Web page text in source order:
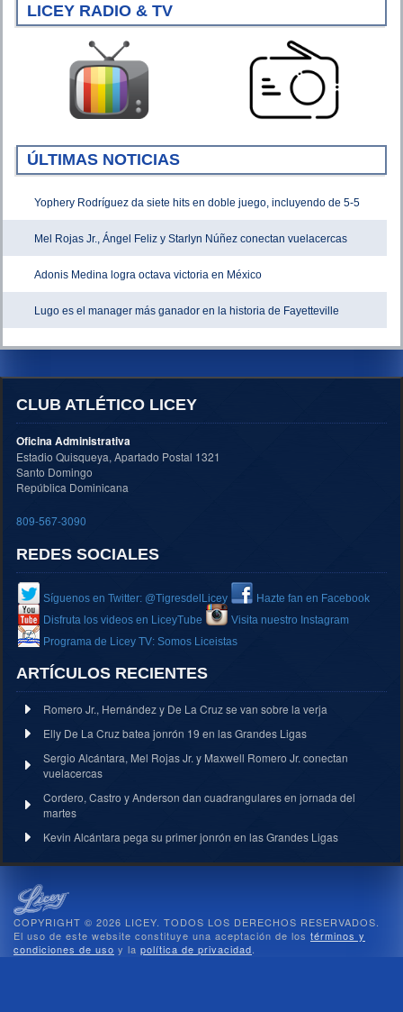
LICEY RADIO & TV
ÚLTIMAS NOTICIAS
Yophery Rodríguez da siete hits en doble juego, incluyendo de 5-5
Mel Rojas Jr., Ángel Feliz y Starlyn Núñez conectan vuelacercas
Adonis Medina logra octava victoria en México
Lugo es el manager más ganador en la historia de Fayetteville
CLUB ATLÉTICO LICEY
Oficina Administrativa
Estadio Quisqueya, Apartado Postal 1321
Santo Domingo
República Dominicana
809-567-3090
REDES SOCIALES
Síguenos en Twitter: @TigresdelLicey
Hazte fan en Facebook
Disfruta los videos en LiceyTube
Visita nuestro Instagram
Programa de Licey TV: Somos Liceistas
ARTÍCULOS RECIENTES
Romero Jr., Hernández y De La Cruz se van sobre la verja
Elly De La Cruz batea jonrón 19 en las Grandes Ligas
Sergio Alcántara, Mel Rojas Jr. y Maxwell Romero Jr. conectan
vuelacercas
Cordero, Castro y Anderson dan cuadrangulares en jornada del
martes
Kevin Alcántara pega su primer jonrón en las Grandes Ligas
COPYRIGHT © 2026 LICEY. TODOS LOS DERECHOS RESERVADOS.
El uso de este website constituye una aceptación de los términos y
condiciones de uso y la política de privacidad